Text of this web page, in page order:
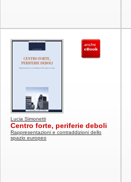
Lucia Simonetti
Centro forte, periferie deboli
Rappresentazioni e contraddizioni dello
spazio europeo